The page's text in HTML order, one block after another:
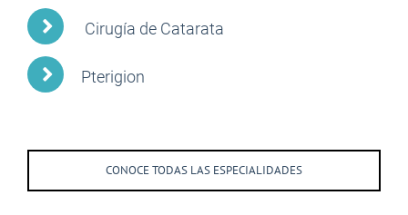
Cirugía de Catarata
Pterigion
CONOCE TODAS LAS ESPECIALIDADES